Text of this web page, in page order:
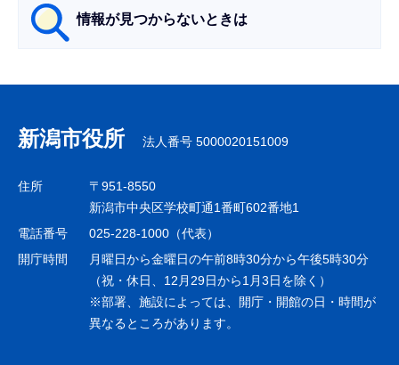
情報が見つからないときは
ナ
ビ
ゲ
シ
ョ
新潟市役所 法人番号 5000020151009
住所
〒951-8550
新潟市中央区学校町通1番町602番地1
電話番号
025-228-1000（代表）
開庁時間
月曜日から金曜日の午前8時30分から午後5時30分
（祝・休日、12月29日から1月3日を除く）
※部署、施設によっては、開庁・開館の日・時間が
異なるところがあります。